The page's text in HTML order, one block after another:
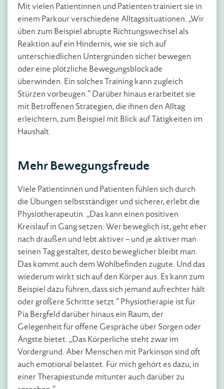
Mit vielen Patientinnen und Patienten trainiert sie in
einem Parkour verschiedene Alltagssituationen. „Wir
üben zum Beispiel abrupte Richtungswechsel als
Reaktion auf ein Hindernis, wie sie sich auf
unterschiedlichen Untergründen sicher bewegen
oder eine plötzliche Bewegungsblockade
überwinden. Ein solches Training kann zugleich
Stürzen vorbeugen.“ Darüber hinaus erarbeitet sie
mit Betroffenen Strategien, die ihnen den Alltag
erleichtern, zum Beispiel mit Blick auf Tätigkeiten im
Haushalt.
Mehr Bewegungsfreude
Viele Patientinnen und Patienten fühlen sich durch
die Übungen selbstständiger und sicherer, erlebt die
Physiotherapeutin. „Das kann einen positiven
Kreislauf in Gang setzen: Wer beweglich ist, geht eher
nach draußen und lebt aktiver – und je aktiver man
seinen Tag gestaltet, desto beweglicher bleibt man.
Das kommt auch dem Wohlbefinden zugute. Und das
wiederum wirkt sich auf den Körper aus. Es kann zum
Beispiel dazu führen, dass sich jemand aufrechter hält
oder größere Schritte setzt.“ Physiotherapie ist für
Pia Bergfeld darüber hinaus ein Raum, der
Gelegenheit für offene Gespräche über Sorgen oder
Ängste bietet. „Das Körperliche steht zwar im
Vordergrund. Aber Menschen mit Parkinson sind oft
auch emotional belastet. Für mich gehört es dazu, in
einer Therapiestunde mitunter auch darüber zu